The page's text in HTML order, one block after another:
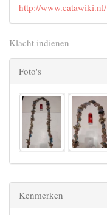
http://www.catawiki.nl/
Klacht indienen
Foto's
Kenmerken